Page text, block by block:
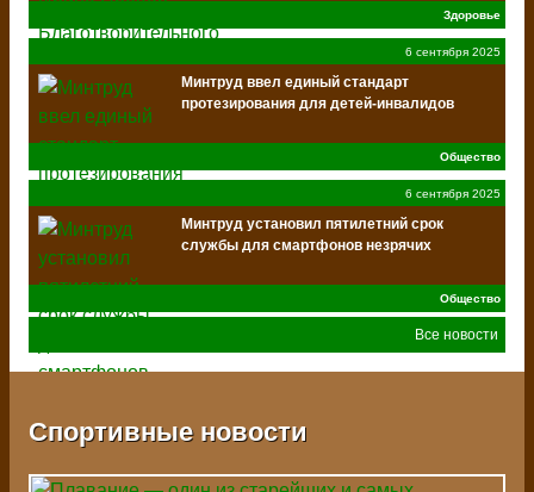
Здоровье
6 сентября 2025
Минтруд ввел единый стандарт
протезирования для детей-инвалидов
Общество
6 сентября 2025
Минтруд установил пятилетний срок
службы для смартфонов незрячих
Общество
Все новости
Спортивные новости